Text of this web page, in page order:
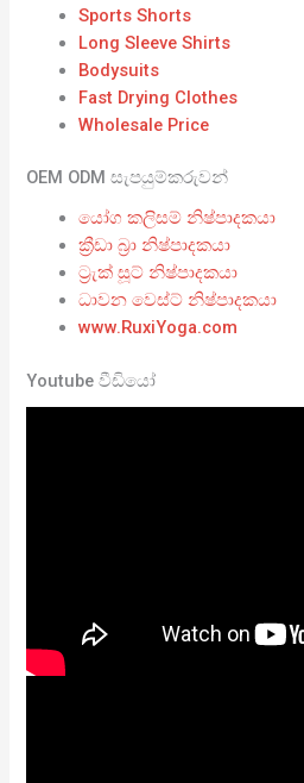
Sports Shorts
Long Sleeve Shirts
Bodysuits
Fast Drying Clothes
Wholesale Price
OEM ODM සැපයුම්කරුවන්
යෝග කලිසම් නිෂ්පාදකයා
ක්‍රීඩා බ්‍රා නිෂ්පාදකයා
ට්‍රැක් සූට් නිෂ්පාදකයා
ධාවන වෙස්ට් නිෂ්පාදකයා
www.RuxiYoga.com
Youtube වීඩියෝ